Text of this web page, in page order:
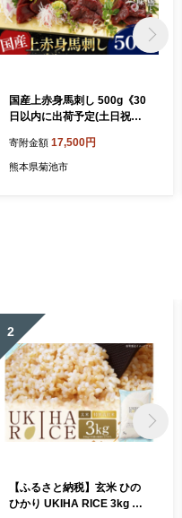
国産上赤身馬刺し 500g《30
日以内に出荷予定(土日祝除
身 馬 馬肉 ブロック 小袋醤油
付き 九州 熊本県 菊池市 冷凍
寄附金額 17,500円
熊本県菊池市
2
【ふるさと納税】玄米 ひの
ひかり UKIHA RICE 3kg 特